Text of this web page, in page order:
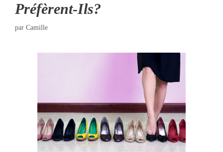
Préfèrent-Ils?
par Camille